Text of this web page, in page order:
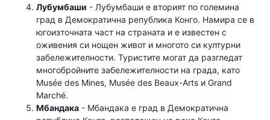
Лубумбаши - Лубумбаши е вторият по големина
град в Демократична република Конго. Намира се в
югоизточната част на страната и е известен с
оживения си нощен живот и многото си културни
забележителности. Туристите могат да разгледат
многобройните забележителности на града, като
Musée des Mines, Musée des Beaux-Arts и Grand
Marché.
Мбандака - Мбандака е град в Демократична